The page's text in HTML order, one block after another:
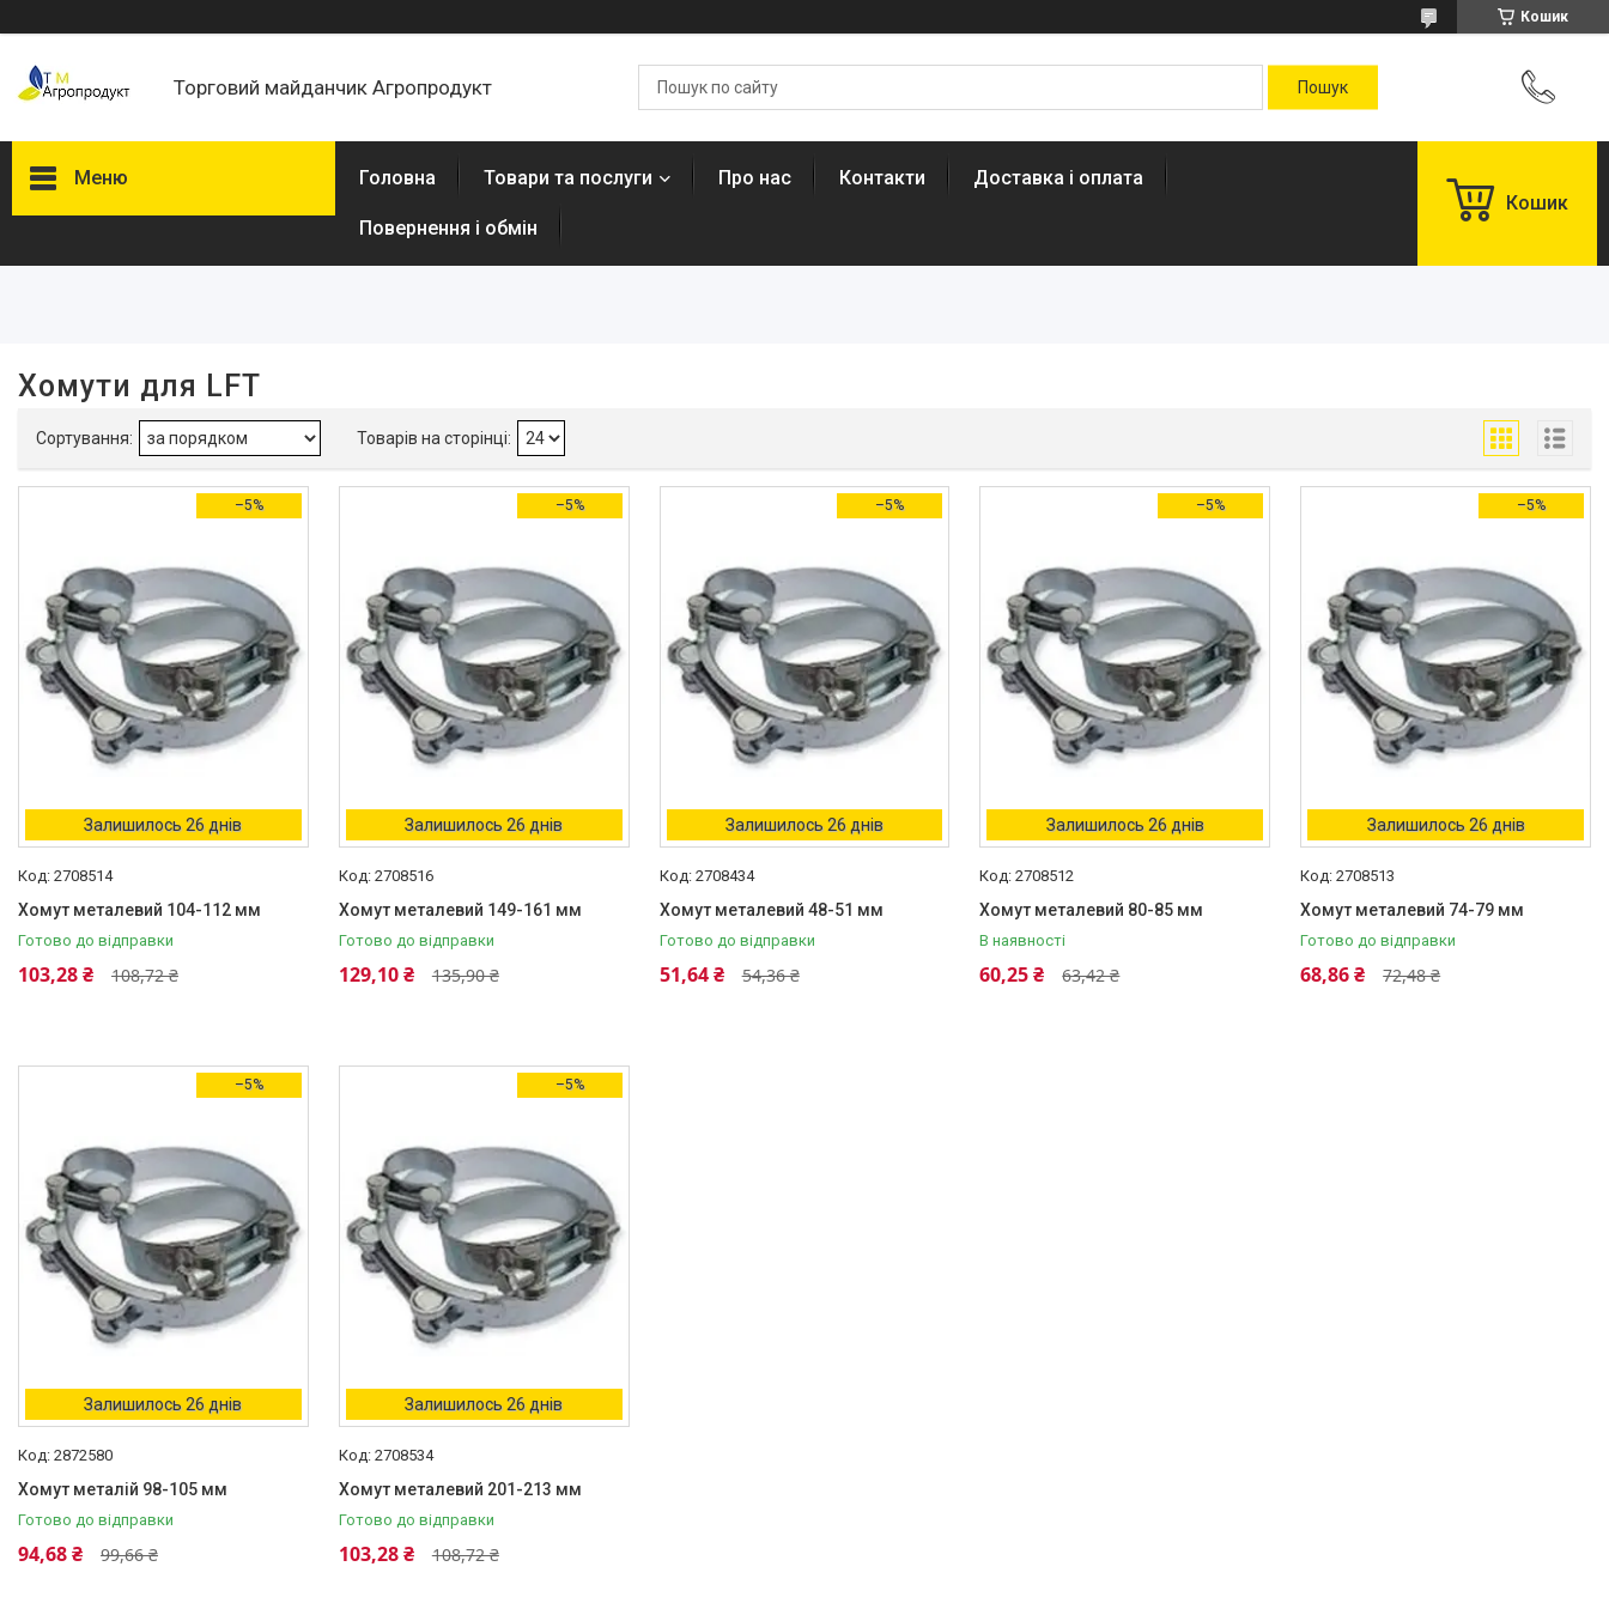
Кошик
Торговий майданчик Агропродукт
Меню
Так
7
Виробник
Товари та послуги
Новини
Статті
Про нас
Відгуки
Поширені запитання
Доставка та оплата
Головна Товари та послуги Про нас Контакти Доставка і оплата
Повернення і обмін
Кошик
Хомути для LFT
–5%
Залишилось 26 днів
2708514
Хомут металевий 104-112 мм
Готово до відправки
108,72 ₴
103,28 ₴
–5%
Залишилось 26 днів
2708516
Хомут металевий 149-161 мм
Готово до відправки
135,90 ₴
129,10 ₴
–5%
Залишилось 26 днів
2708434
Хомут металевий 48-51 мм
Готово до відправки
54,36 ₴
51,64 ₴
–5%
Залишилось 26 днів
2708512
Хомут металевий 80-85 мм
В наявності
63,42 ₴
60,25 ₴
–5%
Залишилось 26 днів
2708513
Хомут металевий 74-79 мм
Готово до відправки
72,48 ₴
68,86 ₴
–5%
Залишилось 26 днів
2872580
Хомут металій 98-105 мм
Готово до відправки
99,66 ₴
94,68 ₴
–5%
Залишилось 26 днів
2708534
Хомут металевий 201-213 мм
Готово до відправки
108,72 ₴
103,28 ₴